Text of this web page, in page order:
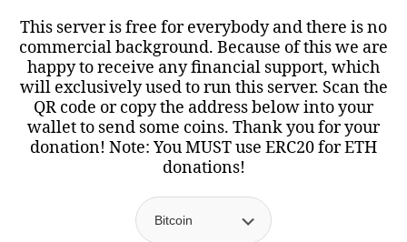
This server is free for everybody and there is no
commercial background. Because of this we are
happy to receive any financial support, which
will exclusively used to run this server. Scan the
QR code or copy the address below into your
wallet to send some coins. Thank you for your
donation! Note: You MUST use ERC20 for ETH
donations!